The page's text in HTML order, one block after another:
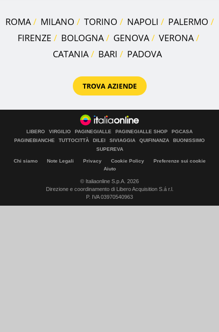
ROMA MILANO TORINO NAPOLI
PALERMO
FIRENZE
BOLOGNA GENOVA
VERONA
CATANIA
BARI PADOVA
TROVA AZIENDE
LIBERO VIRGILIO PAGINEGIALLE PAGINEGIALLE SHOP
PGCASA
PAGINEBIANCHE
TUTTOCITTÀ DILEI SIVIAGGIA QUIFINANZA
BUONISSIMO
SUPEREVA
Chi siamo Note Legali Privacy Cookie Policy
Preferenze sui cookie
Aiuto
© Italiaonline S.p.A. 2026
Direzione e coordinamento di Libero Acquisition S.á r.l.
P. IVA 03970540963